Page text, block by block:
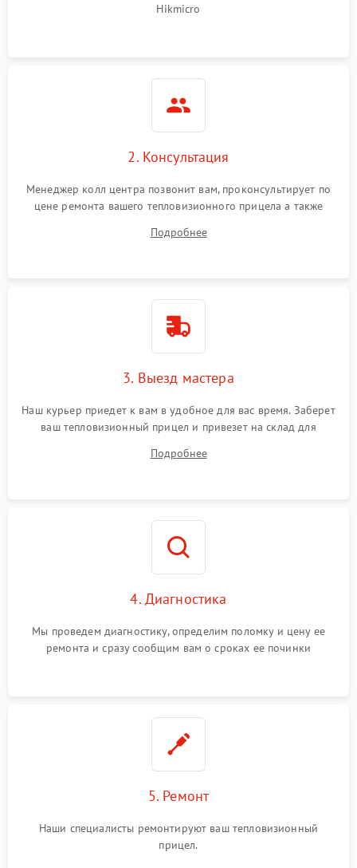
Hikmicro
2. Консультация
Менеджер колл центра позвонит вам, проконсультирует по
цене ремонта вашего тепловизионного прицела а также
Подробнее
3. Выезд мастера
Наш курьер приедет к вам в удобное для вас время. Заберет
ваш тепловизионный прицел и привезет на склад для
Подробнее
4. Диагностика
Мы проведем диагностику, определим поломку и цену ее
ремонта и сразу сообщим вам о сроках ее починки
5. Ремонт
Наши специалисты ремонтируют ваш тепловизионный
прицел.